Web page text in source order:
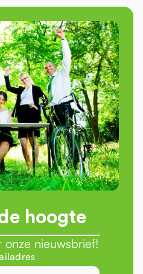
hoogte
onze nieuwsbrief!